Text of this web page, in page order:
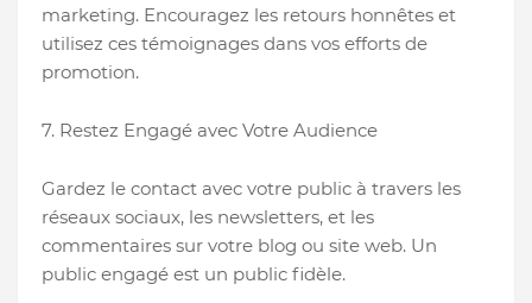
marketing. Encouragez les retours honnêtes et
utilisez ces témoignages dans vos efforts de
promotion.
7. Restez Engagé avec Votre Audience
Gardez le contact avec votre public à travers les
réseaux sociaux, les newsletters, et les
commentaires sur votre blog ou site web. Un
public engagé est un public fidèle.